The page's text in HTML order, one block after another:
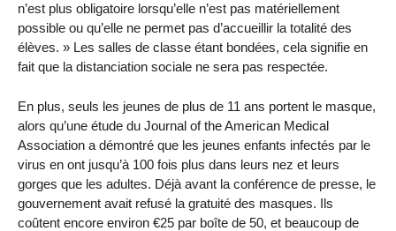
n’est plus obligatoire lorsqu’elle n’est pas matériellement
possible ou qu’elle ne permet pas d’accueillir la totalité des
élèves. » Les salles de classe étant bondées, cela signifie en
fait que la distanciation sociale ne sera pas respectée.
En plus, seuls les jeunes de plus de 11 ans portent le masque,
alors qu’une étude du Journal of the American Medical
Association a démontré que les jeunes enfants infectés par le
virus en ont jusqu’à 100 fois plus dans leurs nez et leurs
gorges que les adultes. Déjà avant la conférence de presse, le
gouvernement avait refusé la gratuité des masques. Ils
coûtent encore environ €25 par boîte de 50, et beaucoup de